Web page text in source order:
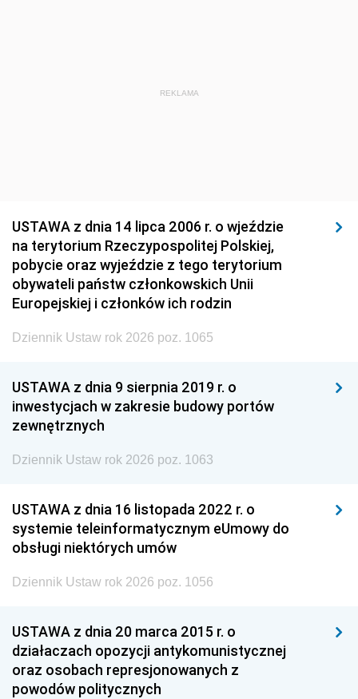
REKLAMA
USTAWA z dnia 14 lipca 2006 r. o wjeździe
na terytorium Rzeczypospolitej Polskiej,
pobycie oraz wyjeździe z tego terytorium
obywateli państw członkowskich Unii
Europejskiej i członków ich rodzin
Dziennik Ustaw rok 2026 poz. 1065
USTAWA z dnia 9 sierpnia 2019 r. o
inwestycjach w zakresie budowy portów
zewnętrznych
Dziennik Ustaw rok 2026 poz. 1063
USTAWA z dnia 16 listopada 2022 r. o
systemie teleinformatycznym eUmowy do
obsługi niektórych umów
Dziennik Ustaw rok 2026 poz. 1056
USTAWA z dnia 20 marca 2015 r. o
działaczach opozycji antykomunistycznej
oraz osobach represjonowanych z
powodów politycznych